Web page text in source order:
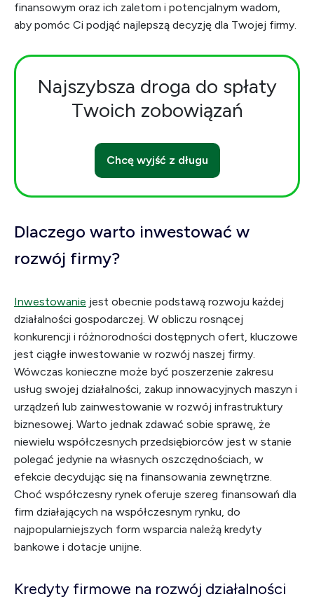
finansowym oraz ich zaletom i potencjalnym wadom,
aby pomóc Ci podjąć najlepszą decyzję dla Twojej firmy.
Najszybsza droga do spłaty
Twoich zobowiązań
Chcę wyjść z długu
Dlaczego warto inwestować w
rozwój firmy?
Inwestowanie jest obecnie podstawą rozwoju każdej
działalności gospodarczej. W obliczu rosnącej
konkurencji i różnorodności dostępnych ofert, kluczowe
jest ciągłe inwestowanie w rozwój naszej firmy.
Wówczas konieczne może być poszerzenie zakresu
usług swojej działalności, zakup innowacyjnych maszyn i
urządzeń lub zainwestowanie w rozwój infrastruktury
biznesowej. Warto jednak zdawać sobie sprawę, że
niewielu współczesnych przedsiębiorców jest w stanie
polegać jedynie na własnych oszczędnościach, w
efekcie decydując się na finansowania zewnętrzne.
Choć współczesny rynek oferuje szereg finansowań dla
firm działających na współczesnym rynku, do
najpopularniejszych form wsparcia należą kredyty
bankowe i dotacje unijne.
Kredyty firmowe na rozwój działalności